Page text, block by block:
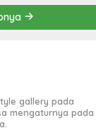
Inklusi Keuangan
Warga
gallery pada
mengaturnya pada